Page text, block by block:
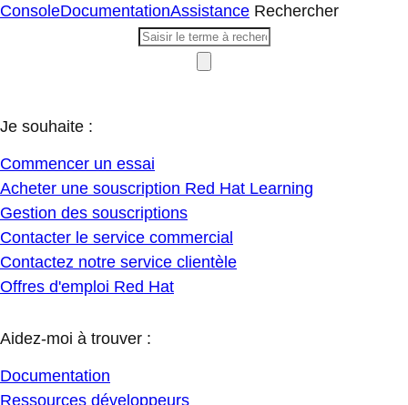
ConsoleDocumentationAssistance Rechercher
Je souhaite :
Commencer un essai
Acheter une souscription Red Hat Learning
Gestion des souscriptions
Contacter le service commercial
Contactez notre service clientèle
Offres d'emploi Red Hat
Aidez-moi à trouver :
Documentation
Ressources développeurs